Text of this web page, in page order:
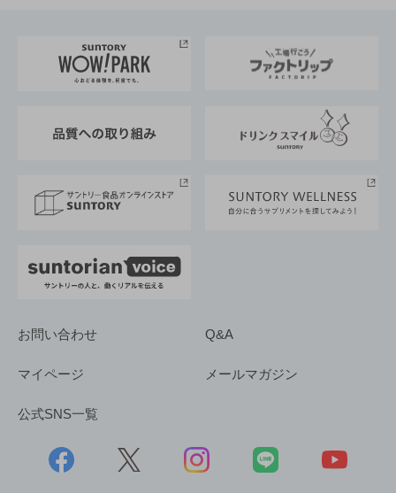
地域情報
サントリーサンバーズ大阪
サントリーが考えるサステナビリティ経営
企業概要
採用情報
お問い合わせ Q&A
マイページ メールマガジン
公式SNS一覧